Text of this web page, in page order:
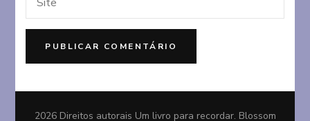
2026 Direitos autorais Um livro para recordar. Blossom